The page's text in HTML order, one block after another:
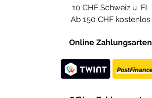
10 CHF Schweiz u. FL
Ab 150 CHF kostenlos
Online Zahlungsarten